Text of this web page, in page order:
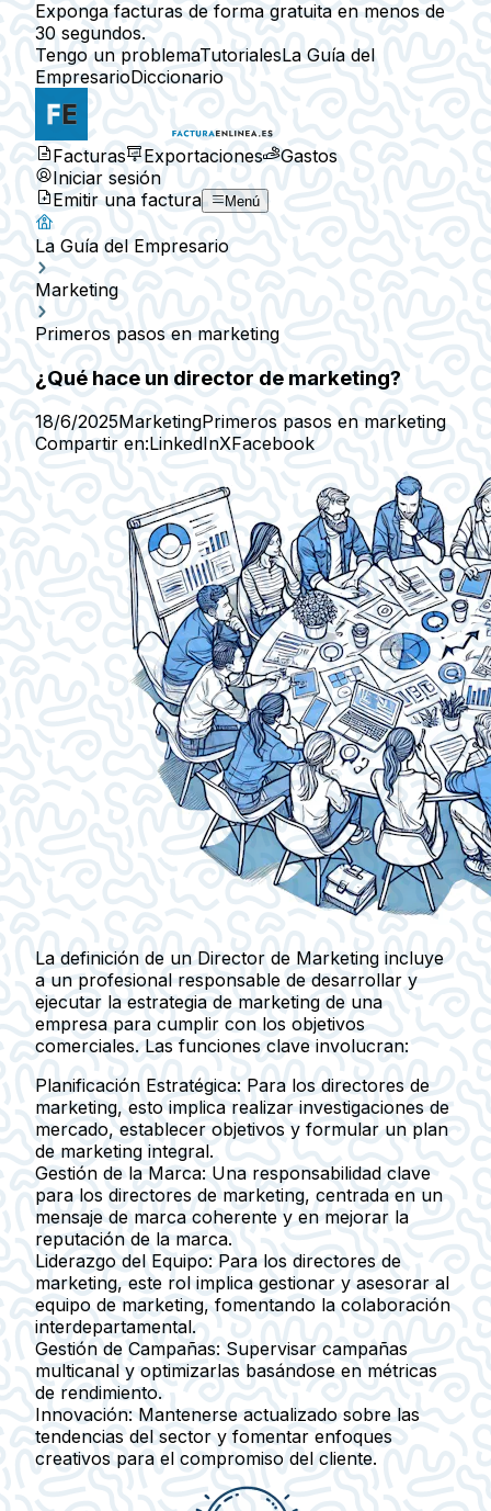
Exponga facturas de forma gratuita en menos de
30 segundos.
Tengo un problemaTutorialesLa Guía del
EmpresarioDiccionario
Facturas Exportaciones
Gastos
Iniciar sesión
Emitir una factura
Menú
La Guía del Empresario
Marketing
Primeros pasos en marketing
¿Qué hace un director de marketing?
18/6/2025MarketingPrimeros pasos en marketing
Compartir en:LinkedInXFacebook
La definición de un Director de Marketing incluye
a un profesional responsable de desarrollar y
ejecutar la estrategia de marketing de una
empresa para cumplir con los objetivos
comerciales. Las funciones clave involucran:
Planificación Estratégica: Para los directores de
marketing, esto implica realizar investigaciones de
mercado, establecer objetivos y formular un plan
de marketing integral.
Gestión de la Marca: Una responsabilidad clave
para los directores de marketing, centrada en un
mensaje de marca coherente y en mejorar la
reputación de la marca.
Liderazgo del Equipo: Para los directores de
marketing, este rol implica gestionar y asesorar al
equipo de marketing, fomentando la colaboración
interdepartamental.
Gestión de Campañas: Supervisar campañas
multicanal y optimizarlas basándose en métricas
de rendimiento.
Innovación: Mantenerse actualizado sobre las
tendencias del sector y fomentar enfoques
creativos para el compromiso del cliente.